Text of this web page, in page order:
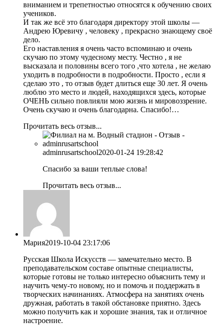
вниманием и трепетностью относятся к обучению своих
учеников.
И так же всё это благодаря директору этой школы —
Андрею Юревичу , человеку , прекрасно знающему своё
дело.
Его наставления я очень часто вспоминаю и очень
скучаю по этому чудесному месту. Честно , я не
высказала и половины всего того ,что хотела , не желаю
уходить в подробности в подробности. Просто , если я
сделаю это , то отзыв будет длиться еще 30 лет. Я очень
люблю это место и людей, находящихся здесь, которые
ОЧЕНЬ сильно повлияли мою жизнь и мировоззрение.
Очень скучаю и очень благодарна. Спасибо!…
Прочитать весь отзыв...
adminrusartschool2020-01-24 19:28:42
Спасибо за ваши теплые слова!
Прочитать весь отзыв...
Мария2019-10-04 23:17:06
Русская Школа Искусств — замечательно место. В
преподавательском составе опытные специалисты,
которые готовы не только интересно объяснить тему и
научить чему-то новому, но и помочь и поддержать в
творческих начинаниях. Атмосфера на занятиях очень
дружная, работать в такой обстановке приятно. Здесь
можно получить как и хорошие знания, так и отличное
настроение.